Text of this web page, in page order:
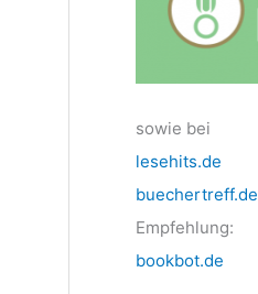
sowie bei
lesehits.de
buechertreff.de
Empfehlung:
bookbot.de